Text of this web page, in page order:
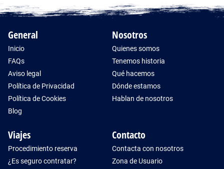
General
Inicio
FAQs
Aviso legal
Política de Privacidad
Política de Cookies
Blog
Nosotros
Quienes somos
Tenemos historia
Qué hacemos
Dónde estamos
Hablan de nosotros
Viajes
Procedimiento reserva
¿Es seguro contratar?
Contacto
Contacta con nosotros
Zona de Usuario